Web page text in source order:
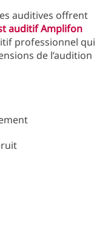
auditives offrent
auditif Amplifon
professionnel qui
de l’audition